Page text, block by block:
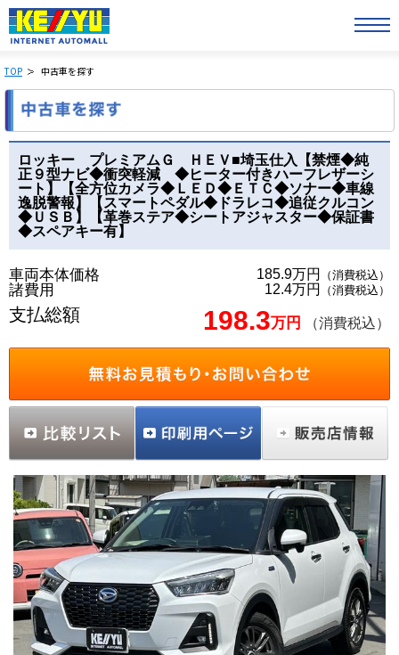
TOP 中古車を探す
ロッキー プレミアムＧ ＨＥＶ■埼玉仕入【禁煙◆純
正９型ナビ◆衝突軽減 ◆ヒーター付きハーフレザーシ
ート】【全方位カメラ◆ＬＥＤ◆ＥＴＣ◆ソナー◆車線
逸脱警報】【スマートペダル◆ドラレコ◆追従クルコン
◆ＵＳＢ】【革巻ステア◆シートアジャスター◆保証書
◆スペアキー有】
車両本体価格 185.9万円 （消費税込）
諸費用 12.4万円 （消費税込）
支払総額 198.3万円 （消費税込）